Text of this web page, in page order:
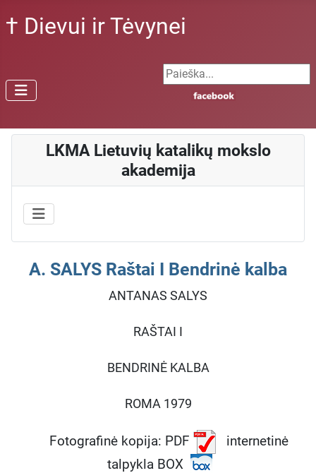
† Dievui ir Tėvynei
Search ...
LKMA Lietuvių katalikų mokslo
akademija
A. SALYS Raštai I Bendrinė kalba
ANTANAS SALYS
RAŠTAI I
BENDRINĖ KALBA
ROMA 1979
Fotografinė kopija: PDF
internetinė
talpykla BOX